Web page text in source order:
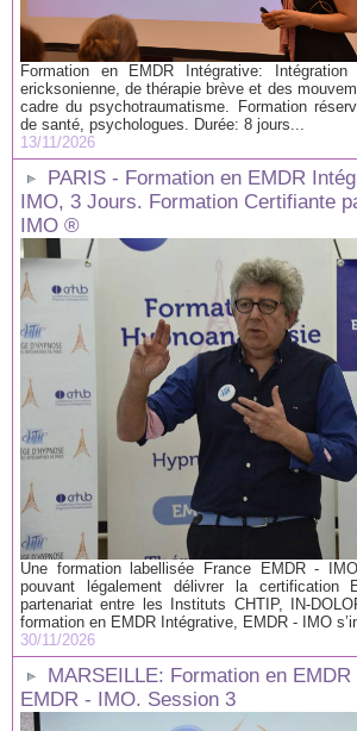
Formation en EMDR Intégrative: Intégration
ericksonienne, de thérapie brève et des
cadre du psychotraumatisme. Formation
de santé, psychologues. Durée: 8 jours...
13/11/2026
PARIS - Formation en EMDR
IMO, 3 Jours. Formation Certifiante
IMO ®
Une formation labellisée France EMDR -
pouvant légalement délivrer la
partenariat entre les Instituts CHTIP, IN-
formation en EMDR Intégrative, EMDR - IMO
30/11/2026
MARSEILLE: Formation en
EMDR - IMO. Session 3